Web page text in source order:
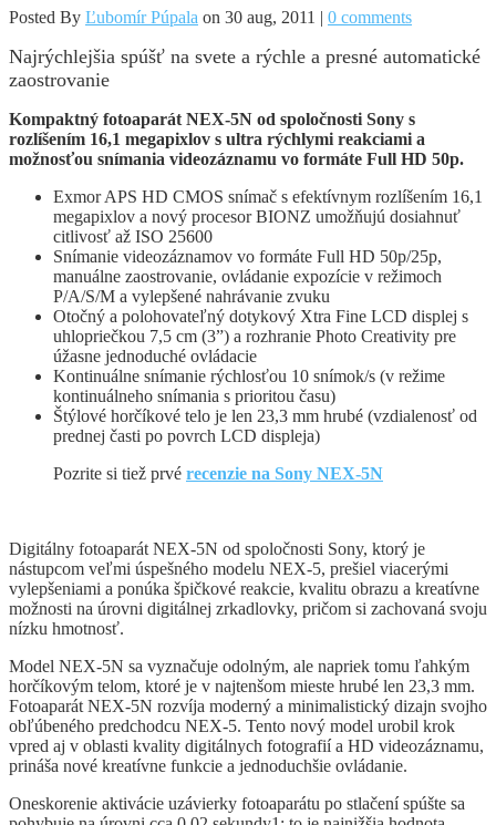
Posted By Ľubomír Púpala on 30 aug, 2011 | 0 comments
Najrýchlejšia spúšť na svete a rýchle a presné automatické
zaostrovanie
Kompaktný fotoaparát NEX-5N od spoločnosti Sony s
rozlíšením 16,1 megapixlov s ultra rýchlymi reakciami a
možnosťou snímania videozáznamu vo formáte Full HD 50p.
Exmor APS HD CMOS snímač s efektívnym rozlíšením 16,1
megapixlov a nový procesor BIONZ umožňujú dosiahnuť
citlivosť až ISO 25600
Snímanie videozáznamov vo formáte Full HD 50p/25p,
manuálne zaostrovanie, ovládanie expozície v režimoch
P/A/S/M a vylepšené nahrávanie zvuku
Otočný a polohovateľný dotykový Xtra Fine LCD displej s
uhlopriečkou 7,5 cm (3”) a rozhranie Photo Creativity pre
úžasne jednoduché ovládacie
Kontinuálne snímanie rýchlosťou 10 snímok/s (v režime
kontinuálneho snímania s prioritou času)
Štýlové horčíkové telo je len 23,3 mm hrubé (vzdialenosť od
prednej časti po povrch LCD displeja)
Pozrite si tiež prvé recenzie na Sony NEX-5N
Digitálny fotoaparát NEX-5N od spoločnosti Sony, ktorý je
nástupcom veľmi úspešného modelu NEX-5, prešiel viacerými
vylepšeniami a ponúka špičkové reakcie, kvalitu obrazu a kreatívne
možnosti na úrovni digitálnej zrkadlovky, pričom si zachovaná svoju
nízku hmotnosť.
Model NEX-5N sa vyznačuje odolným, ale napriek tomu ľahkým
horčíkovým telom, ktoré je v najtenšom mieste hrubé len 23,3 mm.
Fotoaparát NEX-5N rozvíja moderný a minimalistický dizajn svojho
obľúbeného predchodcu NEX-5. Tento nový model urobil krok
vpred aj v oblasti kvality digitálnych fotografií a HD videozáznamu,
prináša nové kreatívne funkcie a jednoduchšie ovládanie.
Oneskorenie aktivácie uzávierky fotoaparátu po stlačení spúšte sa